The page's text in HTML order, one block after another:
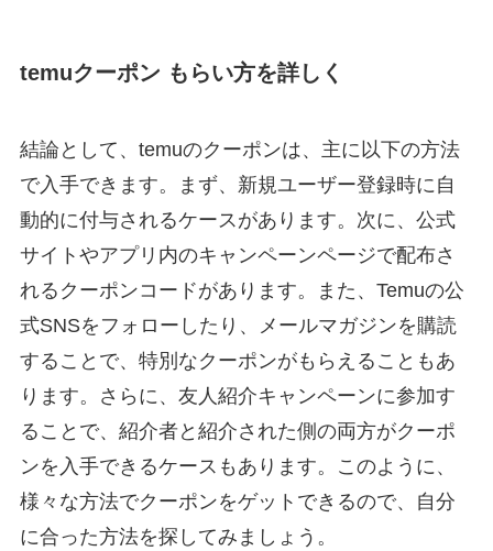
temuクーポン もらい方を詳しく
結論として、temuのクーポンは、主に以下の方法
で入手できます。まず、新規ユーザー登録時に自
動的に付与されるケースがあります。次に、公式
サイトやアプリ内のキャンペーンページで配布さ
れるクーポンコードがあります。また、Temuの公
式SNSをフォローしたり、メールマガジンを購読
することで、特別なクーポンがもらえることもあ
ります。さらに、友人紹介キャンペーンに参加す
ることで、紹介者と紹介された側の両方がクーポ
ンを入手できるケースもあります。このように、
様々な方法でクーポンをゲットできるので、自分
に合った方法を探してみましょう。